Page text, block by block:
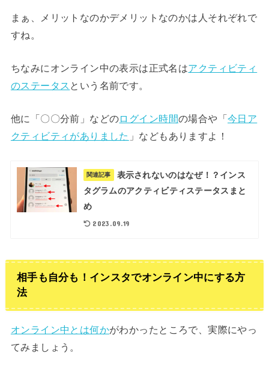
まぁ、メリットなのかデメリットなのかは人それぞれで
すね。
ちなみにオンライン中の表示は正式名はアクティビティ
のステータス という名前です。
他に「〇〇分前」などのログイン時間の場合や「今日ア
クティビティがありました 」などもありますよ！
関連記事
表示されないのはなぜ！？インス
タグラムのアクティビティステータスまと
め
2023.09.19
相手も自分も！インスタでオンライン中にする方
法
オンライン中とは何かがわかったところで、実際にやっ
てみましょう。